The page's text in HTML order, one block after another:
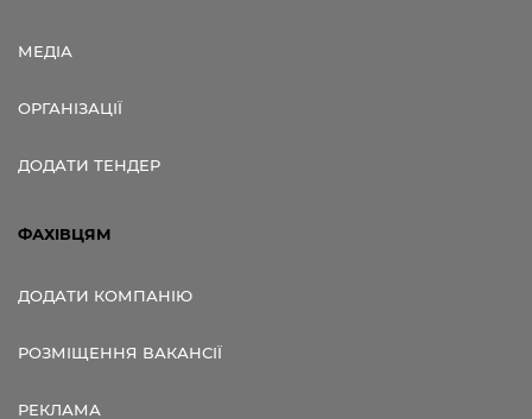
МЕДІА
ОРГАНІЗАЦІЇ
ДОДАТИ ТЕНДЕР
ФАХІВЦЯМ
ДОДАТИ КОМПАНІЮ
РОЗМІЩЕННЯ ВАКАНСІЇ
РЕКЛАМА